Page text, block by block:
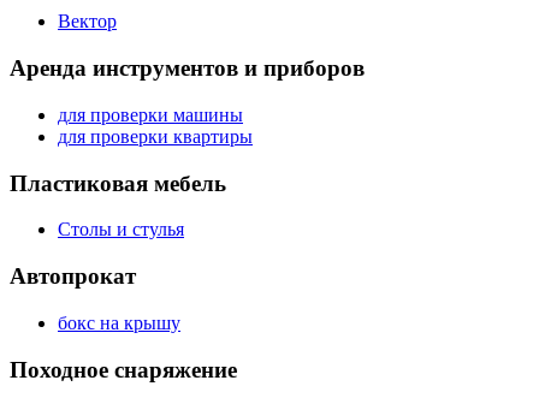
Вектор
Аренда инструментов и приборов
для проверки машины
для проверки квартиры
Пластиковая мебель
Столы и стулья
Автопрокат
бокс на крышу
Походное снаряжение